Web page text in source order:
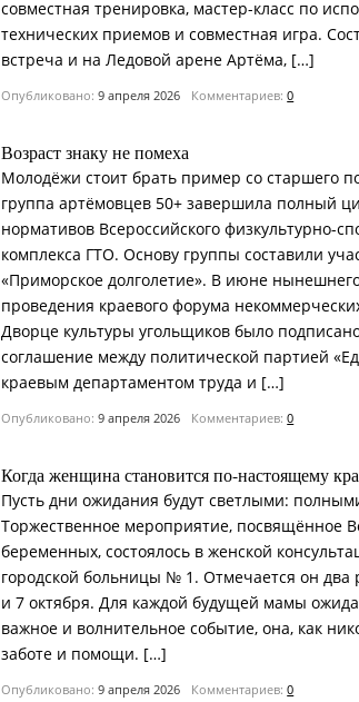
совместная тренировка, мастер-класс по
технических приемов и совместная игра.
встреча и на Ледовой арене Артёма, […]
Опубликовано:9 апреля 2026 Комментариев:0
Возраст знаку не помеха
Молодёжи стоит брать пример со старшего
группа артёмовцев 50+ завершила полный
нормативов Всероссийского физкультурно-
комплекса ГТО. Основу группы составили
«Приморское долголетие». В июне
проведения краевого форума
Дворце культуры угольщиков было
соглашение между политической партией
краевым департаментом труда и […]
Опубликовано:9 апреля 2026 Комментариев:0
Когда женщина становится по-настоящему
Пусть дни ожидания будут светлыми:
Торжественное мероприятие, посвящённое
беременных, состоялось в женской
городской больницы № 1. Отмечается он два
и 7 октября. Для каждой будущей мамы
важное и волнительное событие, она, как
заботе и помощи. […]
Опубликовано:9 апреля 2026 Комментариев:0